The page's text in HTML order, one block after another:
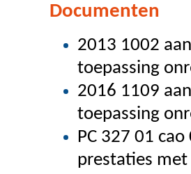
Documenten
2013 1002
toepassing
2016 1109
toepassing
PC 327 01
prestaties